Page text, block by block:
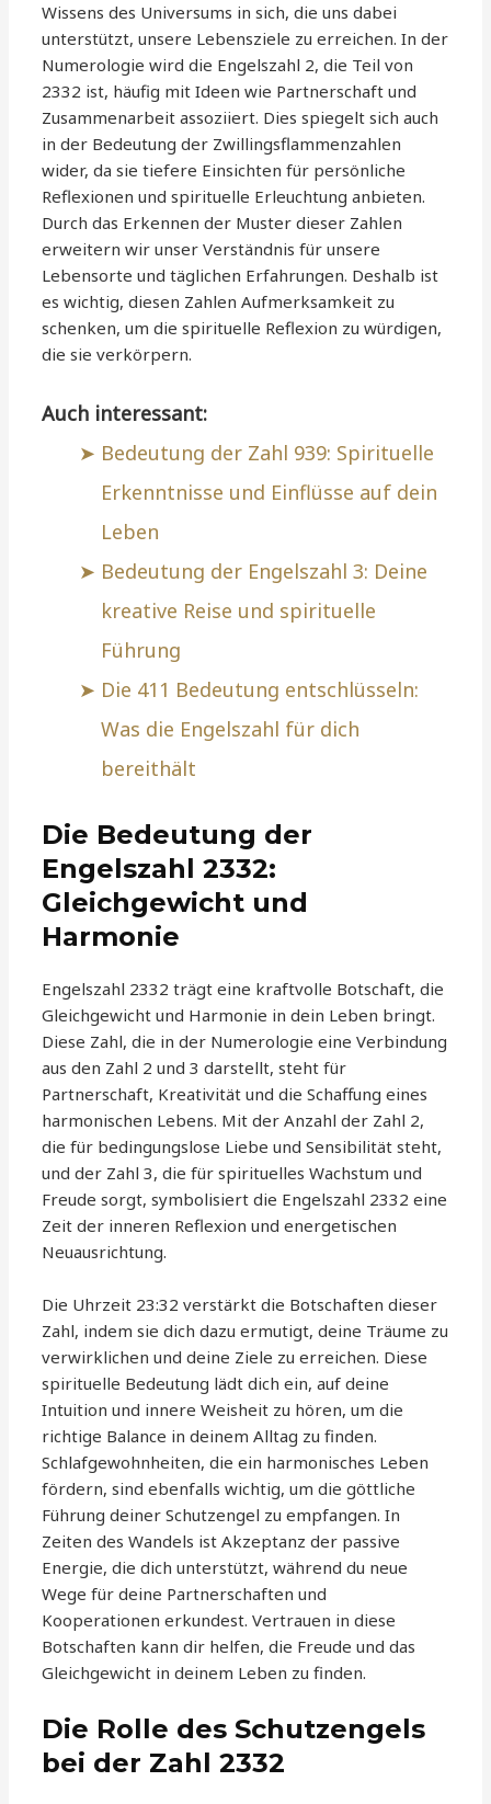
Wissens des Universums in sich, die uns dabei
unterstützt, unsere Lebensziele zu erreichen. In der
Numerologie wird die Engelszahl 2, die Teil von
2332 ist, häufig mit Ideen wie Partnerschaft und
Zusammenarbeit assoziiert. Dies spiegelt sich auch
in der Bedeutung der Zwillingsflammenzahlen
wider, da sie tiefere Einsichten für persönliche
Reflexionen und spirituelle Erleuchtung anbieten.
Durch das Erkennen der Muster dieser Zahlen
erweitern wir unser Verständnis für unsere
Lebensorte und täglichen Erfahrungen. Deshalb ist
es wichtig, diesen Zahlen Aufmerksamkeit zu
schenken, um die spirituelle Reflexion zu würdigen,
die sie verkörpern.
Auch interessant:
Bedeutung der Zahl 939: Spirituelle
Erkenntnisse und Einflüsse auf dein
Leben
Bedeutung der Engelszahl 3: Deine
kreative Reise und spirituelle
Führung
Die 411 Bedeutung entschlüsseln:
Was die Engelszahl für dich
bereithält
Die Bedeutung der
Engelszahl 2332:
Gleichgewicht und
Harmonie
Engelszahl 2332 trägt eine kraftvolle Botschaft, die
Gleichgewicht und Harmonie in dein Leben bringt.
Diese Zahl, die in der Numerologie eine Verbindung
aus den Zahl 2 und 3 darstellt, steht für
Partnerschaft, Kreativität und die Schaffung eines
harmonischen Lebens. Mit der Anzahl der Zahl 2,
die für bedingungslose Liebe und Sensibilität steht,
und der Zahl 3, die für spirituelles Wachstum und
Freude sorgt, symbolisiert die Engelszahl 2332 eine
Zeit der inneren Reflexion und energetischen
Neuausrichtung.
Die Uhrzeit 23:32 verstärkt die Botschaften dieser
Zahl, indem sie dich dazu ermutigt, deine Träume zu
verwirklichen und deine Ziele zu erreichen. Diese
spirituelle Bedeutung lädt dich ein, auf deine
Intuition und innere Weisheit zu hören, um die
richtige Balance in deinem Alltag zu finden.
Schlafgewohnheiten, die ein harmonisches Leben
fördern, sind ebenfalls wichtig, um die göttliche
Führung deiner Schutzengel zu empfangen. In
Zeiten des Wandels ist Akzeptanz der passive
Energie, die dich unterstützt, während du neue
Wege für deine Partnerschaften und
Kooperationen erkundest. Vertrauen in diese
Botschaften kann dir helfen, die Freude und das
Gleichgewicht in deinem Leben zu finden.
Die Rolle des Schutzengels
bei der Zahl 2332